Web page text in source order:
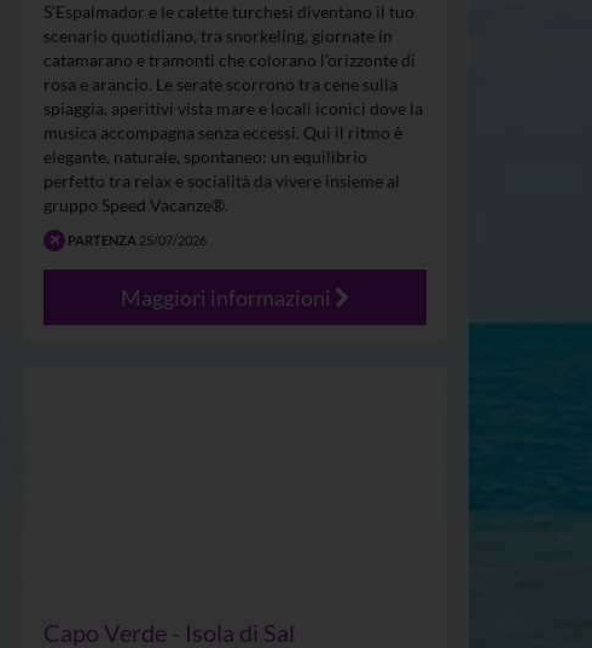
S’Espalmador e le calette turchesi diventano il tuo
scenario quotidiano, tra snorkeling, giornate in
catamarano e tramonti che colorano l’orizzonte di
rosa e arancio. Le serate scorrono tra cene sulla
spiaggia, aperitivi vista mare e locali iconici dove la
musica accompagna senza eccessi. Qui il ritmo è
elegante, naturale, spontaneo: un equilibrio
perfetto tra relax e socialità da vivere insieme al
gruppo Speed Vacanze®.
PARTENZA 25/07/2026
Maggiori informazioni
Capo Verde - Isola di Sal